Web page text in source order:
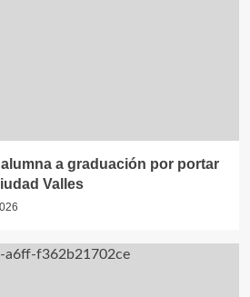
a graduación por portar
Valles